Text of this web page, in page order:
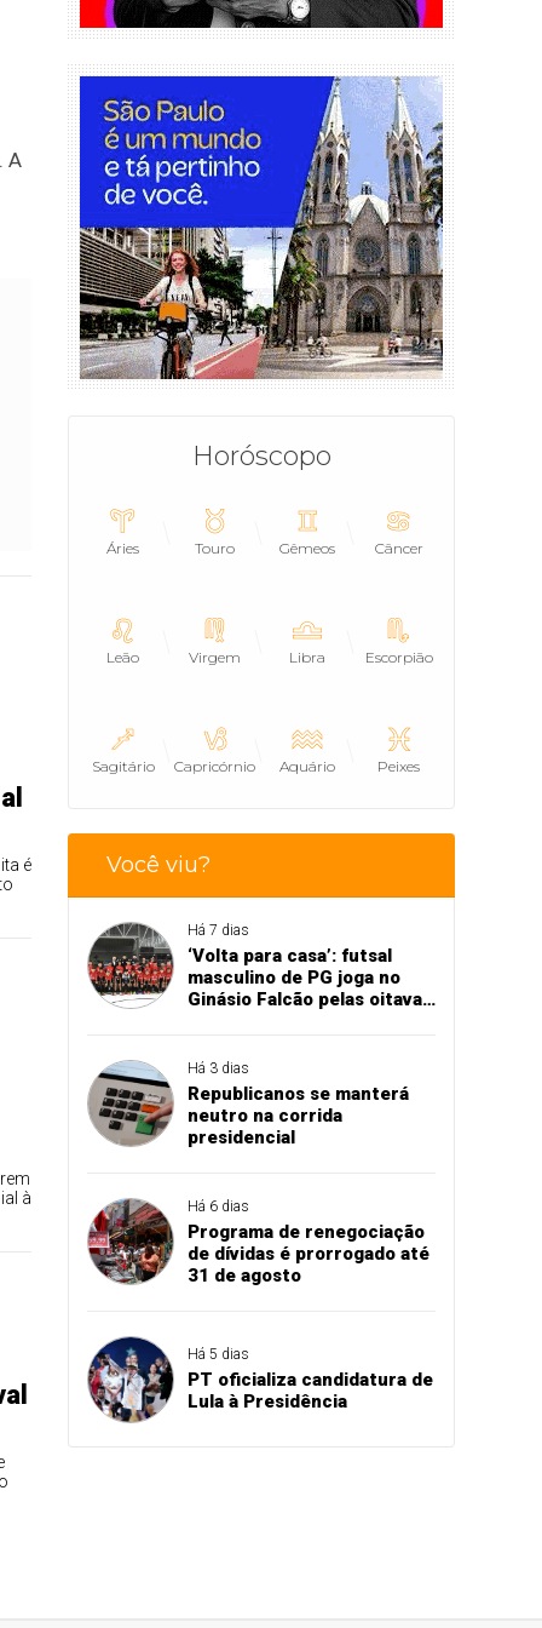
A
é
à
Horóscopo
Áries Touro Gêmeos Câncer
Leão Virgem Libra Escorpião
Sagitário Capricórnio Aquário Peixes
Você viu?
Há 7 dias
‘Volta para casa’: futsal
masculino de PG joga no
Ginásio Falcão pelas oitavas
Há 3 dias
Republicanos se manterá
neutro na corrida
presidencial
Há 6 dias
Programa de renegociação
de dívidas é prorrogado até
31 de agosto
Há 5 dias
PT oficializa candidatura de
Lula à Presidência